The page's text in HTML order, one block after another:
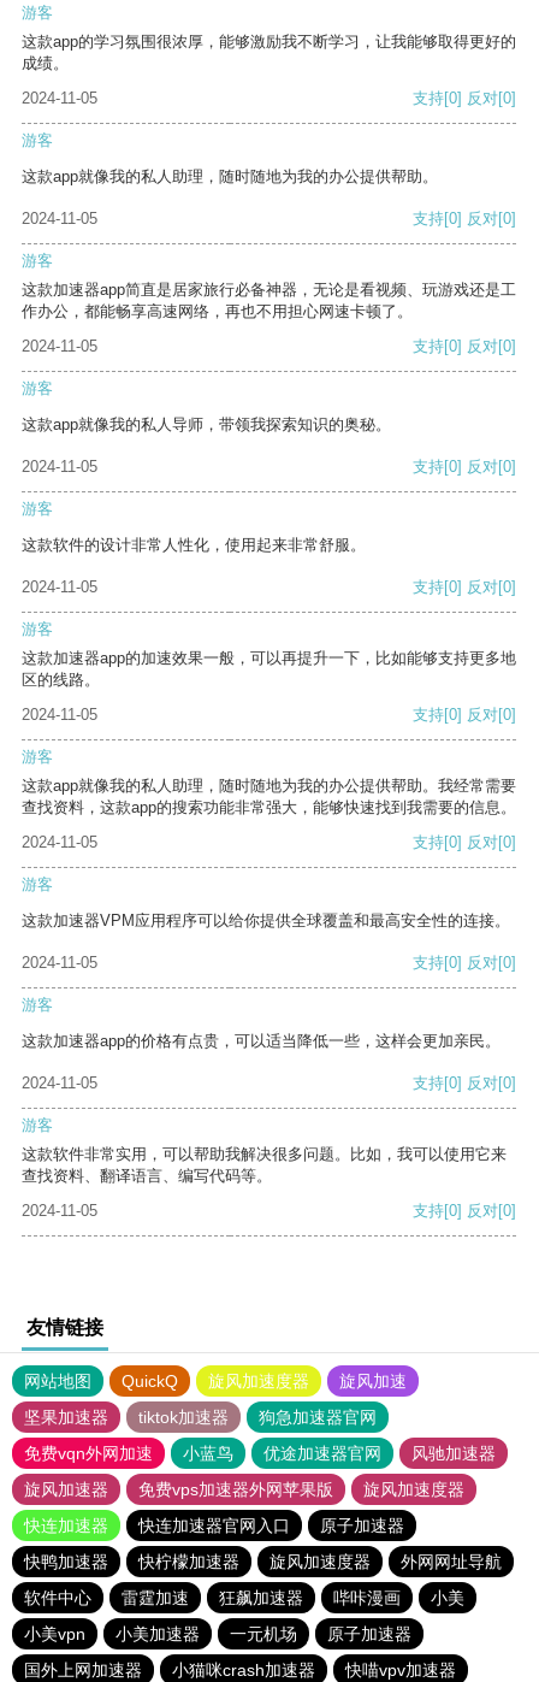
游客
这款app的学习氛围很浓厚，能够激励我不断学习，让我能够取得更好的
成绩。
2024-11-05
支持[0] 反对[0]
游客
这款app就像我的私人助理，随时随地为我的办公提供帮助。
2024-11-05 支持[0] 反对[0]
游客
这款加速器app简直是居家旅行必备神器，无论是看视频、玩游戏还是工
作办公，都能畅享高速网络，再也不用担心网速卡顿了。
2024-11-05
支持[0] 反对[0]
游客
这款app就像我的私人导师，带领我探索知识的奥秘。
2024-11-05 支持[0] 反对[0]
游客
这款软件的设计非常人性化，使用起来非常舒服。
2024-11-05 支持[0] 反对[0]
游客
这款加速器app的加速效果一般，可以再提升一下，比如能够支持更多地
区的线路。
2024-11-05
支持[0] 反对[0]
游客
这款app就像我的私人助理，随时随地为我的办公提供帮助。我经常需要
查找资料，这款app的搜索功能非常强大，能够快速找到我需要的信息。
2024-11-05
支持[0] 反对[0]
游客
这款加速器VPM应用程序可以给你提供全球覆盖和最高安全性的连接。
2024-11-05 支持[0] 反对[0]
游客
这款加速器app的价格有点贵，可以适当降低一些，这样会更加亲民。
2024-11-05 支持[0] 反对[0]
游客
这款软件非常实用，可以帮助我解决很多问题。比如，我可以使用它来
查找资料、翻译语言、编写代码等。
2024-11-05
支持[0] 反对[0]
友情链接
网站地图 QuickQ 旋风加速度器
旋风加速
坚果加速器
tiktok加速器
狗急加速器官网
免费vqn外网加速
小蓝鸟 优途加速器官网
风驰加速器
旋风加速器
免费vps加速器外网苹果版
旋风加速度器
快连加速器
快连加速器官网入口
原子加速器
快鸭加速器
快柠檬加速器 旋风加速度器
外网网址导航
软件中心
雷霆加速 狂飙加速器 哔咔漫画
小美
小美vpn
小美加速器 一元机场
原子加速器
国外上网加速器
小猫咪crash加速器 快喵vpv加速器